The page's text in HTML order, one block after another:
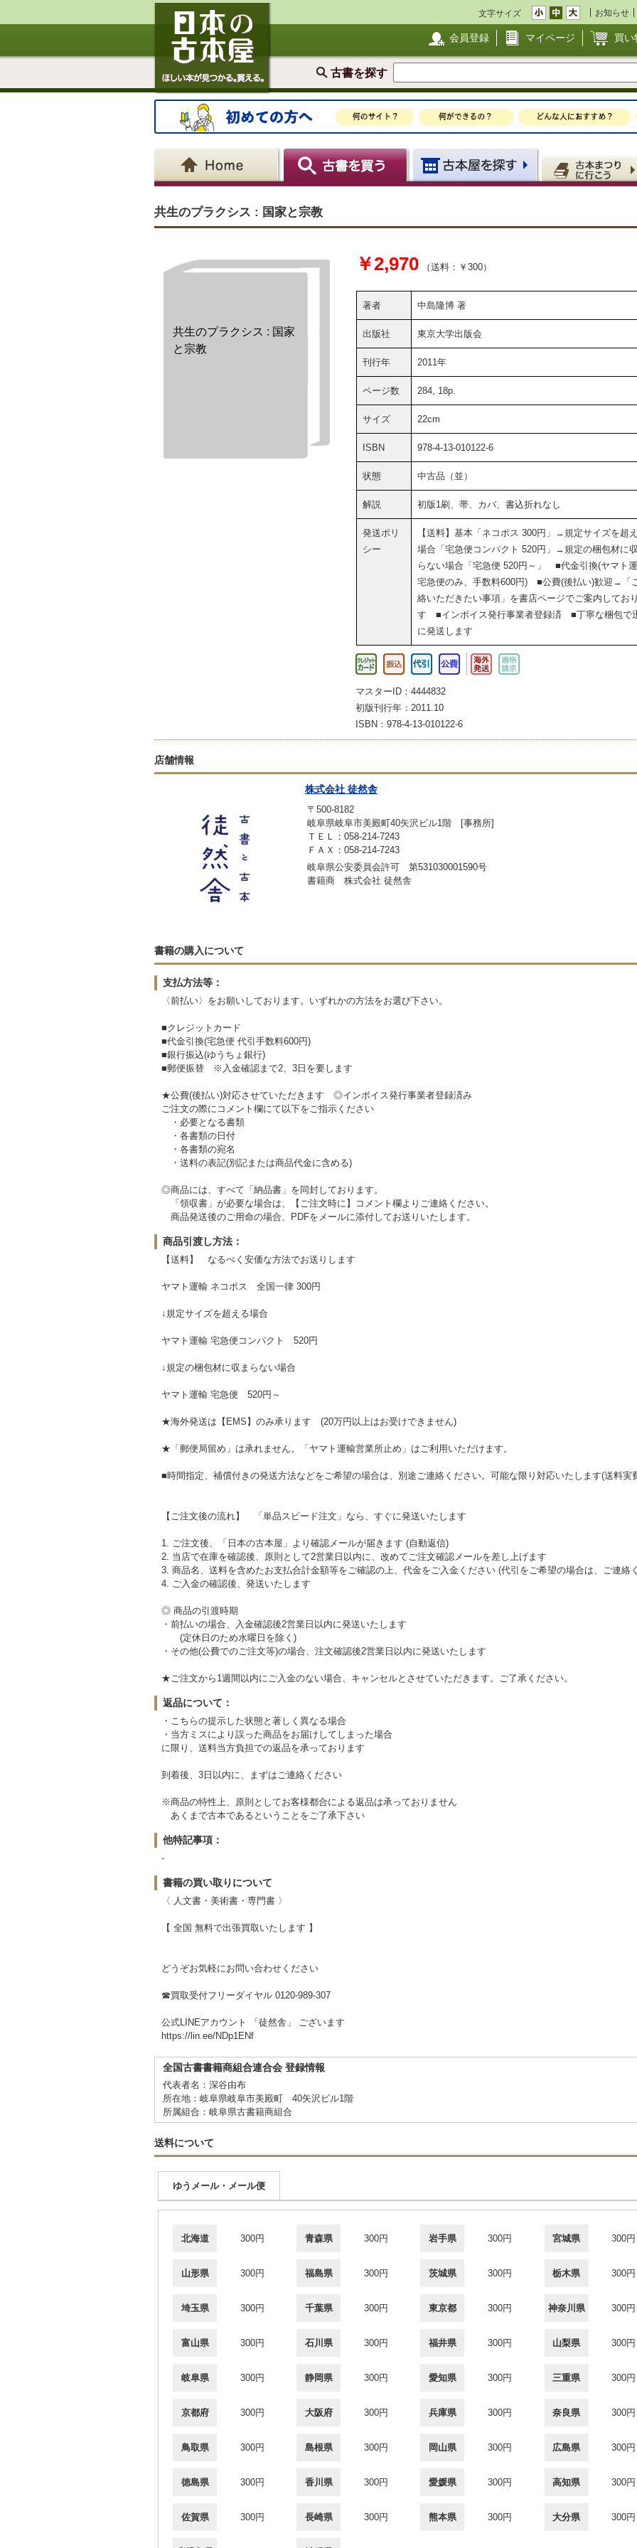
文字サイズ お知らせ
会員登録 マイページ 買い
古書を探す
共生のプラクシス : 国家と宗教
共生のプラクシス : 国家
と宗教
￥2,970 （送料：￥300）
著者 中島隆博 著
出版社 東京大学出版会
刊行年 2011年
ページ数 284, 18p.
サイズ 22cm
ISBN 978-4-13-010122-6
状態 中古品（並）
解説 初版1刷、帯、カバ、書込折れなし
発送ポリ
シー
【送料】基本「ネコポス 300円」→規定サイズを超
場合「宅急便コンパクト 520円」→規定の梱包材に
らない場合「宅急便 520円～」 ■代金引換(ヤマト
宅急便のみ、手数料600円) ■公費(後払い)歓迎→「
絡いただきたい事項」を書店ページでご案内してお
す ■インボイス発行事業者登録済 ■丁寧な梱包で
に発送します
マスターID：4444832
初版刊行年：2011.10
ISBN：978-4-13-010122-6
店舗情報
株式会社 徒然舎
〒500-8182
岐阜県岐阜市美殿町40矢沢ビル1階 [事務所]
ＴＥＬ：058-214-7243
ＦＡＸ：058-214-7243
岐阜県公安委員会許可 第531030001590号
書籍商 株式会社 徒然舎
書籍の購入について
支払方法等：
〈前払い〉をお願いしております。いずれかの方法をお選び下さい。
■クレジットカード
■代金引換(宅急便 代引手数料600円)
■銀行振込(ゆうちょ銀行)
■郵便振替 ※入金確認まで2、3日を要します
★公費(後払い)対応させていただきます ◎インボイス発行事業者登録済み
ご注文の際にコメント欄にて以下をご指示ください
・必要となる書類
・各書類の日付
・各書類の宛名
・送料の表記(別記または商品代金に含める)
◎商品には、すべて「納品書」を同封しております。
「領収書」が必要な場合は、【ご注文時に】コメント欄よりご連絡ください。
商品発送後のご用命の場合、PDFをメールに添付してお送りいたします。
商品引渡し方法：
【送料】 なるべく安価な方法でお送りします
ヤマト運輸 ネコポス 全国一律 300円
↓規定サイズを超える場合
ヤマト運輸 宅急便コンパクト 520円
↓規定の梱包材に収まらない場合
ヤマト運輸 宅急便 520円～
★海外発送は【EMS】のみ承ります (20万円以上はお受けできません)
★「郵便局留め」は承れません。「ヤマト運輸営業所止め」はご利用いただけます。
■時間指定、補償付きの発送方法などをご希望の場合は、別途ご連絡ください。可能な限り対応いたします(送料実
【ご注文後の流れ】 「単品スピード注文」なら、すぐに発送いたします
1. ご注文後、「日本の古本屋」より確認メールが届きます (自動返信)
2. 当店で在庫を確認後、原則として2営業日以内に、改めてご注文確認メールを差し上げます
3. 商品名、送料を含めたお支払合計金額等をご確認の上、代金をご入金ください (代引をご希望の場合は、ご連絡
4. ご入金の確認後、発送いたします
◎ 商品の引渡時期
・前払いの場合、入金確認後2営業日以内に発送いたします
(定休日のため水曜日を除く)
・その他(公費でのご注文等)の場合、注文確認後2営業日以内に発送いたします
★ご注文から1週間以内にご入金のない場合、キャンセルとさせていただきます。ご了承ください。
返品について：
・こちらの提示した状態と著しく異なる場合
・当方ミスにより誤った商品をお届けしてしまった場合
に限り、送料当方負担での返品を承っております
到着後、3日以内に、まずはご連絡ください
※商品の特性上、原則としてお客様都合による返品は承っておりません
あくまで古本であるということをご了承下さい
他特記事項：
-
書籍の買い取りについて
〈 人文書・美術書・専門書 〉
【 全国 無料で出張買取いたします 】
どうぞお気軽にお問い合わせください
☎買取受付フリーダイヤル 0120-989-307
公式LINEアカウント 「徒然舎」 ございます
https://lin.ee/NDp1ENf
全国古書書籍商組合連合会 登録情報
代表者名：深谷由布
所在地：岐阜県岐阜市美殿町 40矢沢ビル1階
所属組合：岐阜県古書籍商組合
送料について
ゆうメール・メール便
北海道 300円 青森県 300円 岩手県 300円 宮城県 300円
山形県 300円 福島県 300円 茨城県 300円 栃木県 300円
埼玉県 300円 千葉県 300円 東京都 300円 神奈川県 300円
富山県 300円 石川県 300円 福井県 300円 山梨県 300円
岐阜県 300円 静岡県 300円 愛知県 300円 三重県 300円
京都府 300円 大阪府 300円 兵庫県 300円 奈良県 300円
鳥取県 300円 島根県 300円 岡山県 300円 広島県 300円
徳島県 300円 香川県 300円 愛媛県 300円 高知県 300円
佐賀県 300円 長崎県 300円 熊本県 300円 大分県 300円